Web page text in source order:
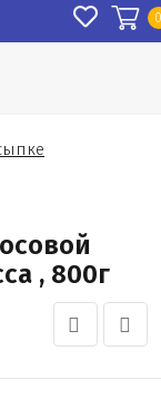
, 800г